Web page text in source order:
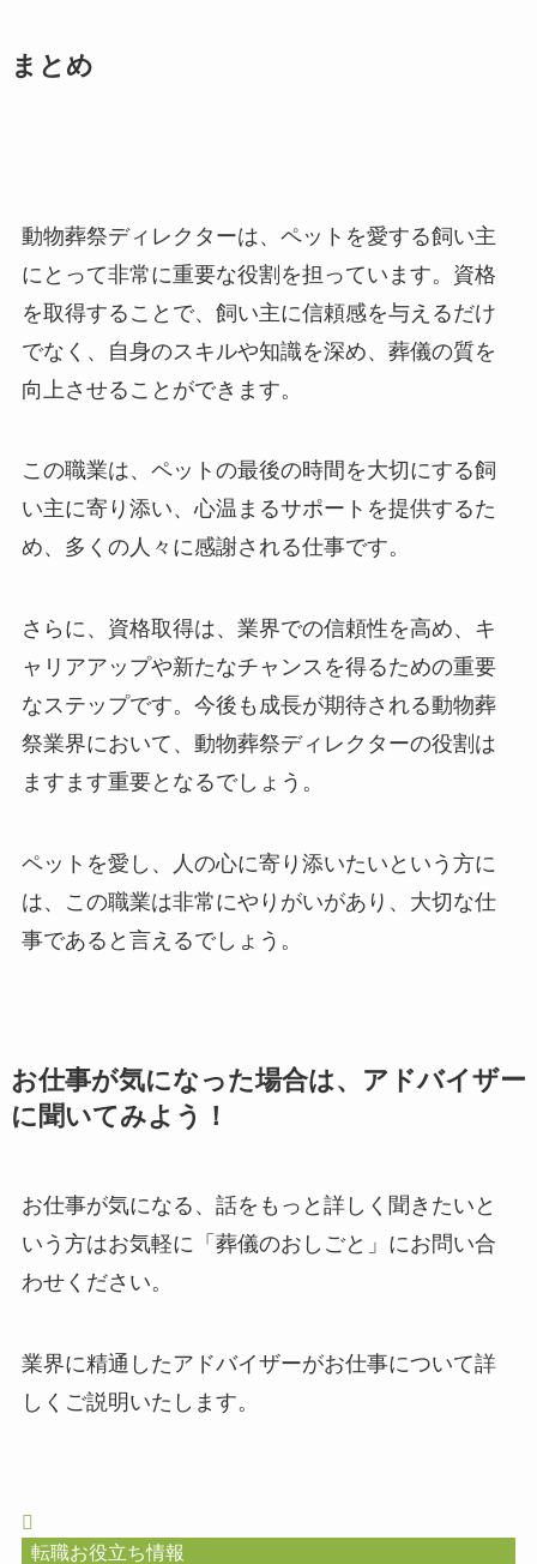
まとめ
動物葬祭ディレクターは、ペットを愛する飼い主
にとって非常に重要な役割を担っています。資格
を取得することで、飼い主に信頼感を与えるだけ
でなく、自身のスキルや知識を深め、葬儀の質を
向上させることができます。
この職業は、ペットの最後の時間を大切にする飼
い主に寄り添い、心温まるサポートを提供するた
め、多くの人々に感謝される仕事です。
さらに、資格取得は、業界での信頼性を高め、キ
ャリアアップや新たなチャンスを得るための重要
なステップです。今後も成長が期待される動物葬
祭業界において、動物葬祭ディレクターの役割は
ますます重要となるでしょう。
ペットを愛し、人の心に寄り添いたいという方に
は、この職業は非常にやりがいがあり、大切な仕
事であると言えるでしょう。
お仕事が気になった場合は、アドバイザー
に聞いてみよう！
お仕事が気になる、話をもっと詳しく聞きたいと
いう方はお気軽に「葬儀のおしごと」にお問い合
わせください。
業界に精通したアドバイザーがお仕事について詳
しくご説明いたします。
転職お役立ち情報